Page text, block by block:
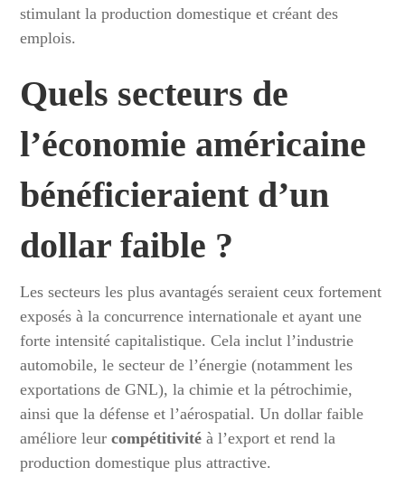
stimulant la production domestique et créant des
emplois.
Quels secteurs de
l’économie américaine
bénéficieraient d’un
dollar faible ?
Les secteurs les plus avantagés seraient ceux fortement
exposés à la concurrence internationale et ayant une
forte intensité capitalistique. Cela inclut l’industrie
automobile, le secteur de l’énergie (notamment les
exportations de GNL), la chimie et la pétrochimie,
ainsi que la défense et l’aérospatial. Un dollar faible
améliore leurcompétitivité à l’export et rend la
production domestique plus attractive.